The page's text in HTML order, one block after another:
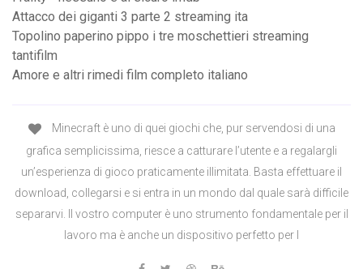
Attacco dei giganti 3 parte 2 streaming ita
Topolino paperino pippo i tre moschettieri streaming
tantifilm
Amore e altri rimedi film completo italiano
Minecraft è uno di quei giochi che, pur servendosi di una
grafica semplicissima, riesce a catturare l’utente e a regalargli
un’esperienza di gioco praticamente illimitata. Basta effettuare il
download, collegarsi e si entra in un mondo dal quale sarà difficile
separarvi. Il vostro computer è uno strumento fondamentale per il
lavoro ma è anche un dispositivo perfetto per l